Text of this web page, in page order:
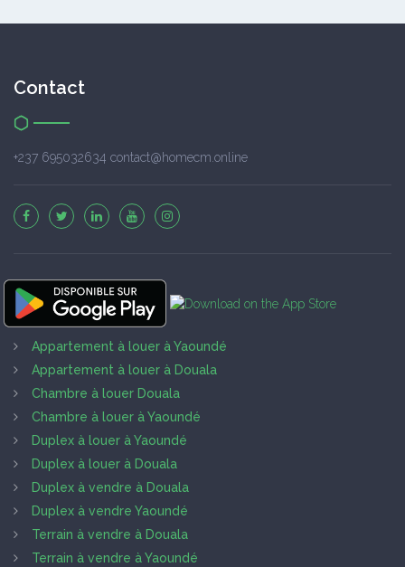
Contact
+237 695032634 contact@homecm.online
Appartement à louer à Yaoundé
Appartement à louer à Douala
Chambre à louer Douala
Chambre à louer à Yaoundé
Duplex à louer à Yaoundé
Duplex à louer à Douala
Duplex à vendre à Douala
Duplex à vendre Yaoundé
Terrain à vendre à Douala
Terrain à vendre à Yaoundé